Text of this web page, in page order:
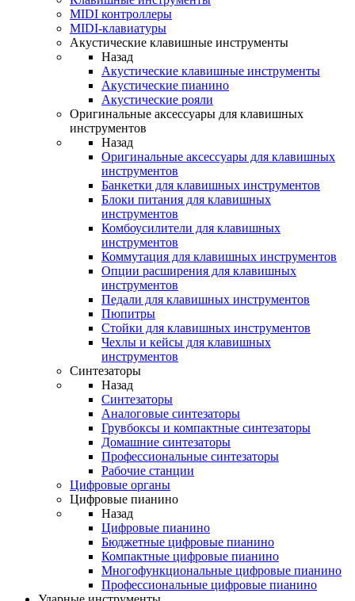
MIDI контроллеры
MIDI-клавиатуры
Акустические клавишные инструменты
Назад
Акустические клавишные инструменты
Акустические пианино
Акустические рояли
Оригинальные аксессуары для клавишных
инструментов
Назад
Оригинальные аксессуары для клавишных
инструментов
Банкетки для клавишных инструментов
Блоки питания для клавишных
инструментов
Комбоусилители для клавишных
инструментов
Коммутация для клавишных инструментов
Опции расширения для клавишных
инструментов
Педали для клавишных инструментов
Пюпитры
Стойки для клавишных инструментов
Чехлы и кейсы для клавишных
инструментов
Синтезаторы
Назад
Синтезаторы
Аналоговые синтезаторы
Грувбоксы и компактные синтезаторы
Домашние синтезаторы
Профессиональные синтезаторы
Рабочие станции
Цифровые органы
Цифровые пианино
Назад
Цифровые пианино
Бюджетные цифровые пианино
Компактные цифровые пианино
Многофункциональные цифровые пианино
Профессиональные цифровые пианино